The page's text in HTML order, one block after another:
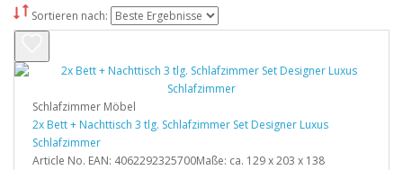
Sortieren nach:
Schlafzimmer Möbel
2x Bett + Nachttisch 3 tlg. Schlafzimmer Set Designer Luxus
Schlafzimmer
Article No. EAN: 4062292325700Maße: ca. 129 x 203 x 138